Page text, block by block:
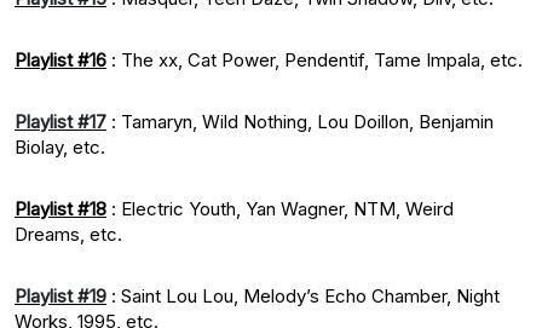
Playlist #16 : The xx, Cat Power, Pendentif, Tame Impala, etc.
Playlist #17 : Tamaryn, Wild Nothing, Lou Doillon, Benjamin
Biolay, etc.
Playlist #18 : Electric Youth, Yan Wagner, NTM, Weird
Dreams, etc.
Playlist #19 : Saint Lou Lou, Melody’s Echo Chamber, Night
Works, 1995, etc.